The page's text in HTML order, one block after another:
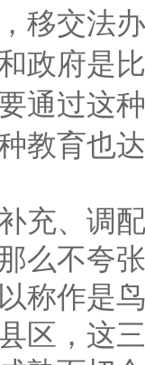
移交法
政府是
通过这
教育也
、调配
么不夸
称作是
区，这